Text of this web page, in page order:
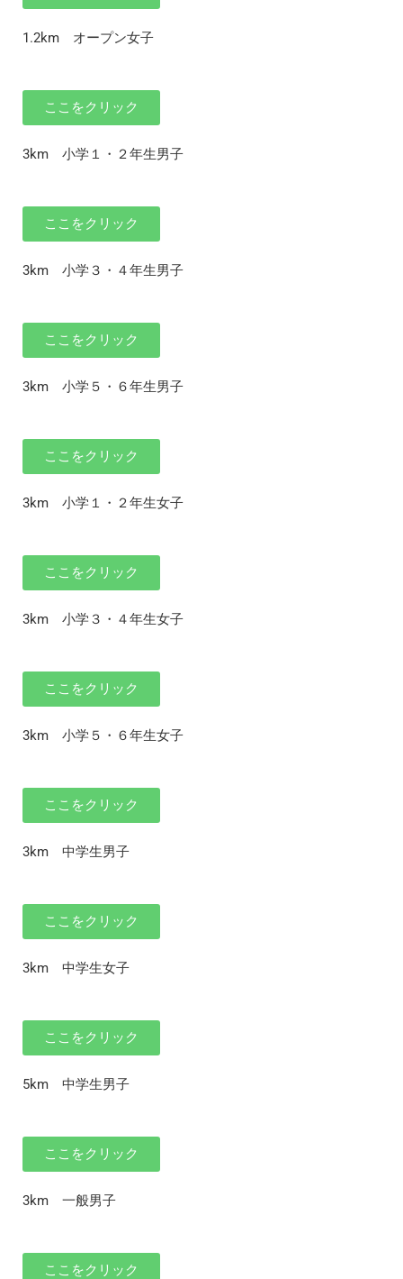
1.2km オープン女子
ここをクリック
3km 小学１・２年生男子
ここをクリック
3km 小学３・４年生男子
ここをクリック
3km 小学５・６年生男子
ここをクリック
3km 小学１・２年生女子
ここをクリック
3km 小学３・４年生女子
ここをクリック
3km 小学５・６年生女子
ここをクリック
3km 中学生男子
ここをクリック
3km 中学生女子
ここをクリック
5km 中学生男子
ここをクリック
3km 一般男子
ここをクリック